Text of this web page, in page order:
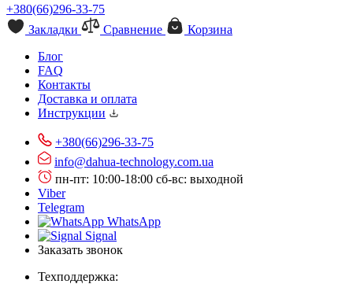
+380(66)296-33-75
Закладки
Сравнение
Корзина
Блог
FAQ
Контакты
Доставка и оплата
Инструкции
+380(66)296-33-75
info@dahua-technology.com.ua
пн-пт: 10:00-18:00 сб-вс: выходной
Viber
Telegram
WhatsApp
Signal
Заказать звонок
Техподдержка: